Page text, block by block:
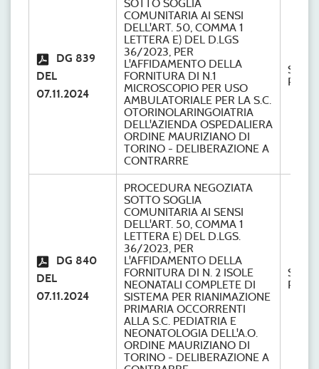
DG 839
DEL
07.11.2024
SOTTO SOGLIA
COMUNITARIA AI SENSI
DELL'ART. 50, COMMA 1
LETTERA E) DEL D.LGS
36/2023, PER
L'AFFIDAMENTO DELLA
FORNITURA DI N.1
MICROSCOPIO PER USO
AMBULATORIALE PER LA S.C.
OTORINOLARINGOIATRIA
DELL'AZIENDA OSPEDALIERA
ORDINE MAURIZIANO DI
TORINO - DELIBERAZIONE A
CONTRARRE
S.C.
DG 840
DEL
07.11.2024
PROCEDURA NEGOZIATA
SOTTO SOGLIA
COMUNITARIA AI SENSI
DELL'ART. 50, COMMA 1
LETTERA E) DEL D.LGS.
36/2023, PER
L'AFFIDAMENTO DELLA
FORNITURA DI N. 2 ISOLE
NEONATALI COMPLETE DI
SISTEMA PER RIANIMAZIONE
PRIMARIA OCCORRENTI
ALLA S.C. PEDIATRIA E
NEONATOLOGIA DELL'A.O.
ORDINE MAURIZIANO DI
TORINO - DELIBERAZIONE A
S.C.